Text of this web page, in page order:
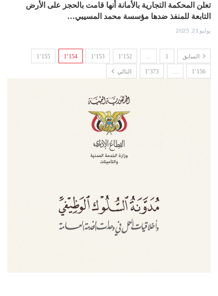
تعلن المحكمة التجارية بالأمانة أنها قامت بالحجز على الأرض
التابعة للمنفذ ضدها مؤسسة محمد المسيبي…
يوليو 21, 2025
السابق 1
… 1٬152 1٬153 1٬154 1٬155
1٬156 … 1٬373 التالي